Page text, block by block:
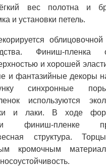
вес полотна и
и установки петель.
Финиш-пленка
и хорошей
и фантазийные декоры
синхронные
используются
и лаки. В ходе
финиш-пленке
структура.
кромочным